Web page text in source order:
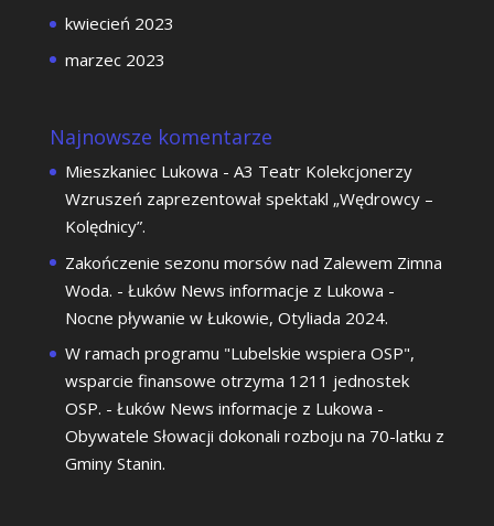
kwiecień 2023
marzec 2023
Najnowsze komentarze
Mieszkaniec Lukowa - A3 Teatr Kolekcjonerzy
Wzruszeń zaprezentował spektakl „Wędrowcy –
Kolędnicy”.
Zakończenie sezonu morsów nad Zalewem Zimna
Woda. - Łuków News informacje z Lukowa -
Nocne pływanie w Łukowie, Otyliada 2024.
W ramach programu "Lubelskie wspiera OSP",
wsparcie finansowe otrzyma 1211 jednostek
OSP. - Łuków News informacje z Lukowa -
Obywatele Słowacji dokonali rozboju na 70-latku z
Gminy Stanin.